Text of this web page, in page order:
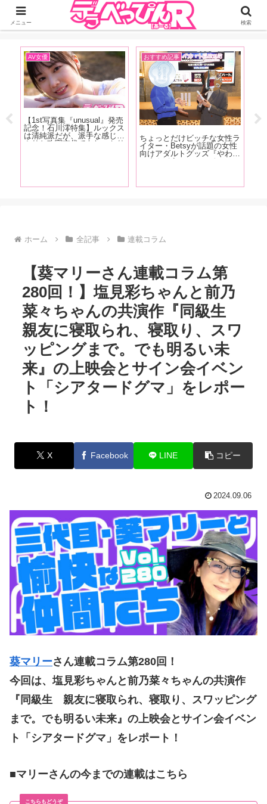
ジーオーティーが運営するちょっとHなニュースサイ。サイト内のリンクには
DMMアフィリエイトが含まれているものがあります
AV女優
【1st写真集『unusual』発売
記念！石川澪特集】ルックス
は清純派だが、派手な感じっ
ぷりと攻守交代でもしっかり
おすすめ記事
ちょっとだけビッチな女性ラ
イター・Betsyが話題の女性
向けアダルトグッズ『やわら
かまんぼう ファースト』の
ホーム 全記事 連載コラム
【葵マリーさん連載コラム第
280回！】塩見彩ちゃんと前乃
菜々ちゃんの共演作『同級生
親友に寝取られ、寝取り、スワ
ッピングまで。でも明るい未
来』の上映会とサイン会イベン
ト「シアタードグマ」をレポー
ト！
X Facebook LINE コピー
2024.09.06
葵マリーさん連載コラム第280回！
今回は、塩見彩ちゃんと前乃菜々ちゃんの共演作
『同級生 親友に寝取られ、寝取り、スワッピング
まで。でも明るい未来』の上映会とサイン会イベン
ト「シアタードグマ」をレポート！
■マリーさんの今までの連載はこちら
メニュー 検索